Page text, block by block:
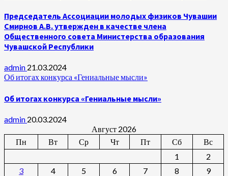
Председатель Ассоциации молодых физиков Чувашии
Смирнов А.В. утвержден в качестве члена
Общественного совета Министерства образования
Чувашской Республики
admin 21.03.2024
Об итогах конкурса «Гениальные мысли»
Об итогах конкурса «Гениальные мысли»
admin 20.03.2024
Август 2026
Пн
Вт Ср Чт Пт Сб
Вс
1
2
3
4 5 6 7 8
9